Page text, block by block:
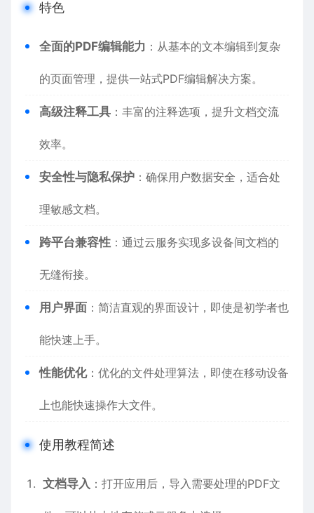
特色
全面的PDF编辑能力 ：从基本的文本编辑到复杂
的页面管理，提供一站式PDF编辑解决方案。
高级注释工具 ：丰富的注释选项，提升文档交流
效率。
安全性与隐私保护 ：确保用户数据安全，适合处
理敏感文档。
跨平台兼容性 ：通过云服务实现多设备间文档的
无缝衔接。
用户界面 ：简洁直观的界面设计，即使是初学者也
能快速上手。
性能优化：优化的文件处理算法，即使在移动设备
上也能快速操作大文件。
使用教程简述
文档导入 ：打开应用后，导入需要处理的PDF文